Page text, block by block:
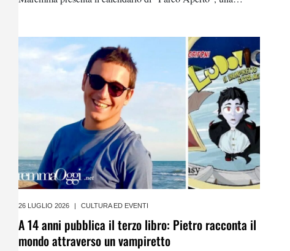
26 LUGLIO 2026 CULTURA ED EVENTI
A 14 anni pubblica il terzo libro: Pietro racconta il
mondo attraverso un vampiretto